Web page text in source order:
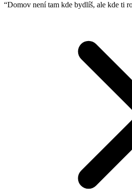
“Domov není tam kde bydlíš, ale kde ti